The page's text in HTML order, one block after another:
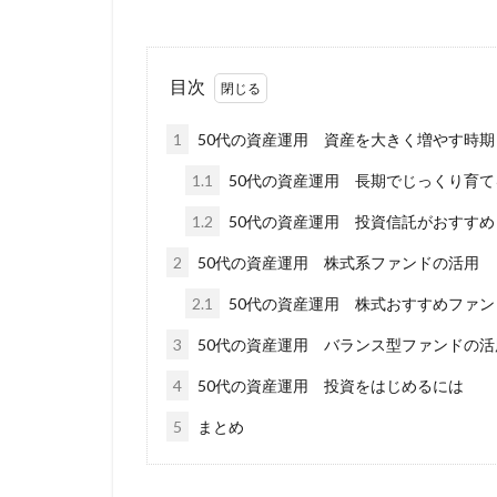
目次
1 50代の資産運用 資産を大きく増やす時期
1.1 50代の資産運用 長期でじっくり育て
1.2 50代の資産運用 投資信託がおすすめ
2 50代の資産運用 株式系ファンドの活用
2.1 50代の資産運用 株式おすすめファン
3 50代の資産運用 バランス型ファンドの活
4 50代の資産運用 投資をはじめるには
5 まとめ